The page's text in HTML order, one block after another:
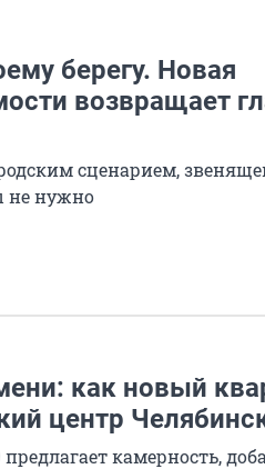
берегу. Новая
возвращает
сценарием,
не нужно
как новый
центр
камерность,